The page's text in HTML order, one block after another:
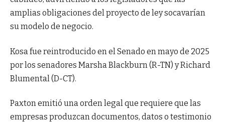
amplias obligaciones del proyecto de ley socavarían
su modelo de negocio.
Kosa fue reintroducido en el Senado en mayo de 2025
por los senadores Marsha Blackburn (R-TN) y Richard
Blumental (D-CT).
Paxton emitió una orden legal que requiere que las
empresas produzcan documentos, datos o testimonio